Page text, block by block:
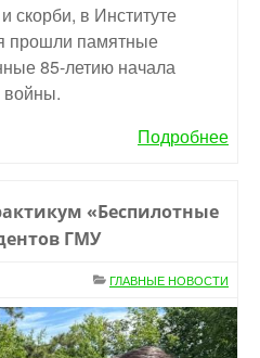
скорби, в Институте
прошли памятные
85-летию начала
войны.
Подробнее
«Беспилотные
ГМУ
ГЛАВНЫЕ НОВОСТИ